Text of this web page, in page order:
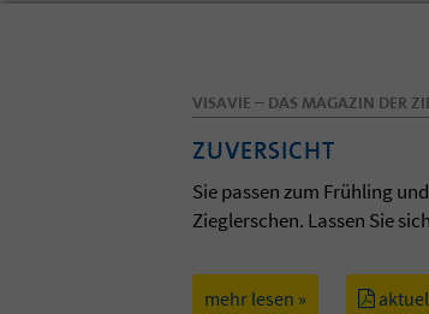
VISAVIE – DAS MAGAZIN DER
ZUVERSICHT
Sie passen zum Frühling
Zieglerschen. Lassen Sie
mehr lesen »